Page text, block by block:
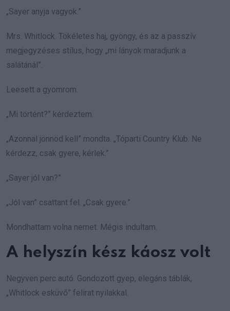
„Sayer anyja vagyok.”
Mrs. Whitlock. Tökéletes haj, gyöngy, és az a passzív
megjegyzéses stílus, hogy „mi lányok maradjunk a
salátánál”.
Leesett a gyomrom.
„Mi történt?” kérdeztem.
„Azonnal jönnöd kell” mondta. „Tóparti Country Klub. Ne
kérdezz, csak gyere, kérlek.”
„Sayer jól van?”
„Jól van” csattant fel. „Csak gyere.”
Mondhattam volna nemet. Mégis indultam.
A helyszín kész káosz volt
Negyven perc autó. Gondozott gyep, elegáns táblák,
„Whitlock esküvő” felirat nyilakkal.